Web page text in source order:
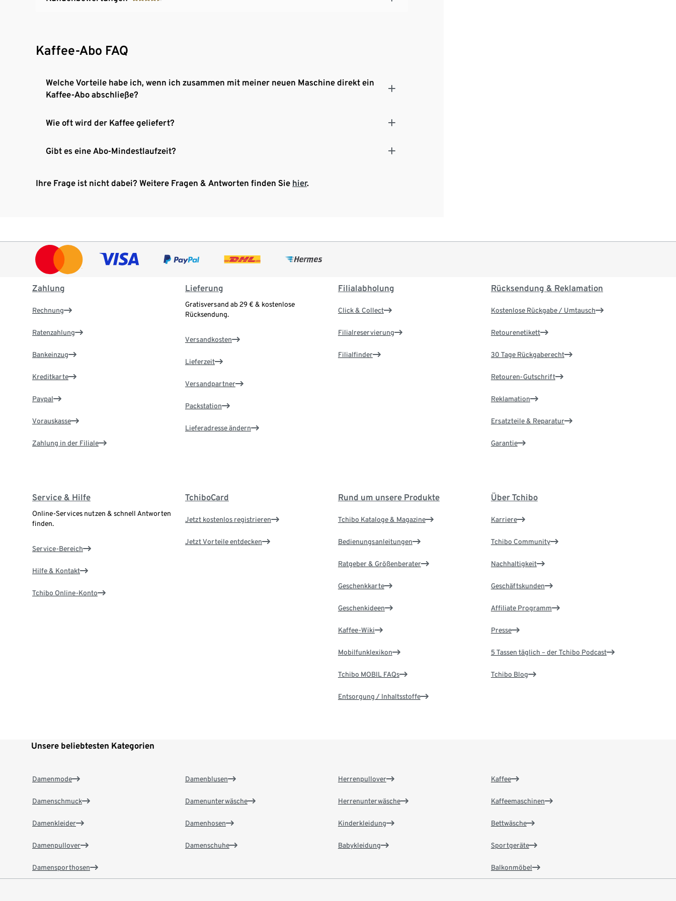
Kaffee-Abo FAQ
Welche Vorteile habe ich, wenn ich zusammen mit meiner neuen Maschine direkt ein
Kaffee-Abo abschließe?
Wie oft wird der Kaffee geliefert?
Gibt es eine Abo-Mindestlaufzeit?
Ihre Frage ist nicht dabei? Weitere Fragen & Antworten finden Sie hier.
Zahlung
Rechnung
Ratenzahlung
Bankeinzug
Kreditkarte
Paypal
Vorauskasse
Zahlung in der Filiale
Lieferung
Gratisversand ab 29 € & kostenlose
Rücksendung.
Versandkosten
Lieferzeit
Versandpartner
Packstation
Lieferadresse ändern
Filialabholung
Click & Collect
Filialreservierung
Filialfinder
Rücksendung & Reklamation
Kostenlose Rückgabe / Umtausch
Retourenetikett
30 Tage Rückgaberecht
Retouren-Gutschrift
Reklamation
Ersatzteile & Reparatur
Garantie
Service & Hilfe
Online-Services nutzen & schnell Antworten
finden.
Service-Bereich
Hilfe & Kontakt
Tchibo Online-Konto
TchiboCard
Jetzt kostenlos registrieren
Jetzt Vorteile entdecken
Rund um unsere Produkte
Tchibo Kataloge & Magazine
Bedienungsanleitungen
Ratgeber & Größenberater
Geschenkkarte
Geschenkideen
Kaffee-Wiki
Mobilfunklexikon
Tchibo MOBIL FAQs
Entsorgung / Inhaltsstoffe
Über Tchibo
Karriere
Tchibo Community
Nachhaltigkeit
Geschäftskunden
Affiliate Programm
Presse
5 Tassen täglich – der Tchibo Podcast
Tchibo Blog
Unsere beliebtesten Kategorien
Damenmode
Damenschmuck
Damenkleider
Damenpullover
Damensporthosen
Damenblusen
Damenunterwäsche
Damenhosen
Damenschuhe
Herrenpullover
Herrenunterwäsche
Kinderkleidung
Babykleidung
Kaffee
Kaffeemaschinen
Bettwäsche
Sportgeräte
Balkonmöbel